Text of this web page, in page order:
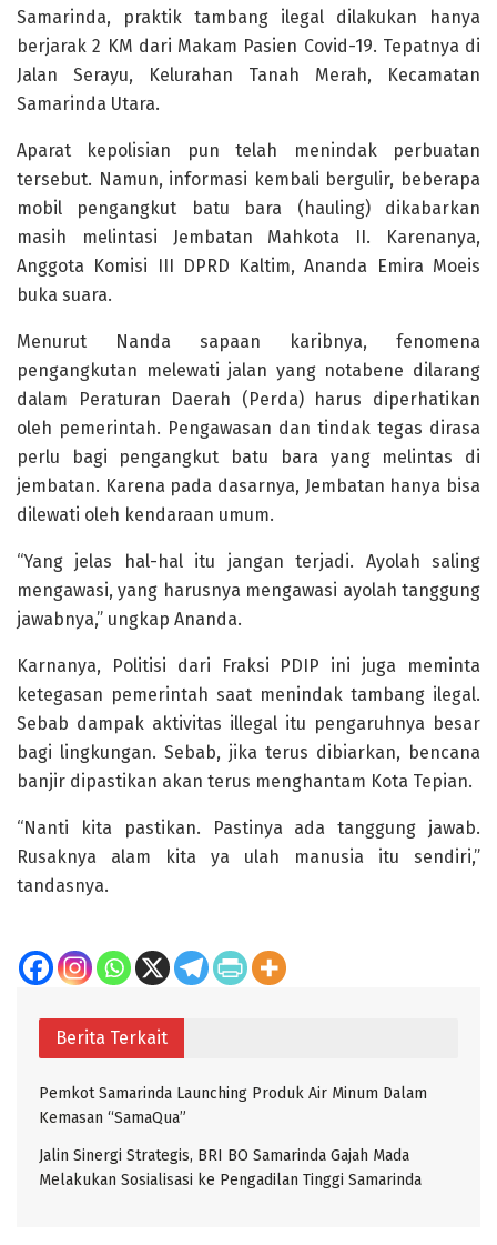
Samarinda, praktik tambang ilegal dilakukan hanya
berjarak 2 KM dari Makam Pasien Covid-19. Tepatnya di
Jalan Serayu, Kelurahan Tanah Merah, Kecamatan
Samarinda Utara.
Aparat kepolisian pun telah menindak perbuatan
tersebut. Namun, informasi kembali bergulir, beberapa
mobil pengangkut batu bara (hauling) dikabarkan
masih melintasi Jembatan Mahkota II. Karenanya,
Anggota Komisi III DPRD Kaltim, Ananda Emira Moeis
buka suara.
Menurut Nanda sapaan karibnya, fenomena
pengangkutan melewati jalan yang notabene dilarang
dalam Peraturan Daerah (Perda) harus diperhatikan
oleh pemerintah. Pengawasan dan tindak tegas dirasa
perlu bagi pengangkut batu bara yang melintas di
jembatan. Karena pada dasarnya, Jembatan hanya bisa
dilewati oleh kendaraan umum.
“Yang jelas hal-hal itu jangan terjadi. Ayolah saling
mengawasi, yang harusnya mengawasi ayolah tanggung
jawabnya,” ungkap Ananda.
Karnanya, Politisi dari Fraksi PDIP ini juga meminta
ketegasan pemerintah saat menindak tambang ilegal.
Sebab dampak aktivitas illegal itu pengaruhnya besar
bagi lingkungan. Sebab, jika terus dibiarkan, bencana
banjir dipastikan akan terus menghantam Kota Tepian.
“Nanti kita pastikan. Pastinya ada tanggung jawab.
Rusaknya alam kita ya ulah manusia itu sendiri,”
tandasnya.
Berita Terkait
Pemkot Samarinda Launching Produk Air Minum Dalam
Kemasan “SamaQua”
Jalin Sinergi Strategis, BRI BO Samarinda Gajah Mada
Melakukan Sosialisasi ke Pengadilan Tinggi Samarinda